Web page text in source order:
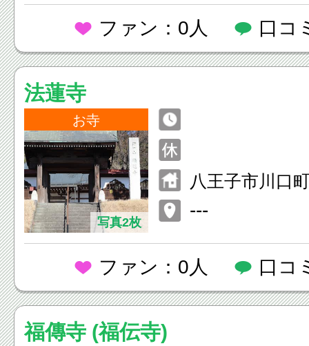
ファン：0人 口コ
法蓮寺
お寺
写真2枚
八王子市川口
---
ファン：0人 口コ
福傳寺 (福伝寺)